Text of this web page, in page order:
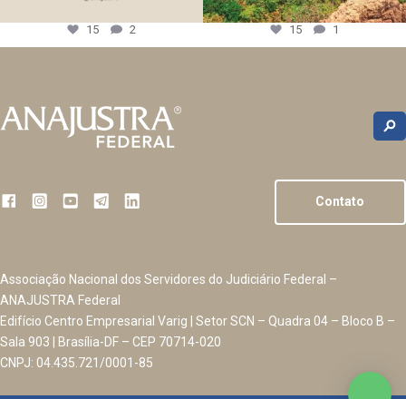
15 2 15 1
Contato
Associação Nacional dos Servidores do Judiciário Federal –
ANAJUSTRA Federal
Edifício Centro Empresarial Varig | Setor SCN – Quadra 04 – Bloco B –
Sala 903 | Brasília-DF – CEP 70714-020
CNPJ: 04.435.721/0001-85